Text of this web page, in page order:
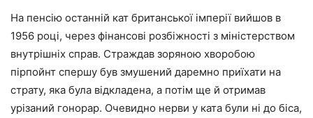
На пенсію останній кат британської імперії вийшов в
1956 році, через фінансові розбіжності з міністерством
внутрішніх справ. Страждав зоряною хворобою
пірпойнт спершу був змушений даремно приїхати на
страту, яка була відкладена, а потім ще й отримав
урізаний гонорар. Очевидно нерви у ката були ні до біса,